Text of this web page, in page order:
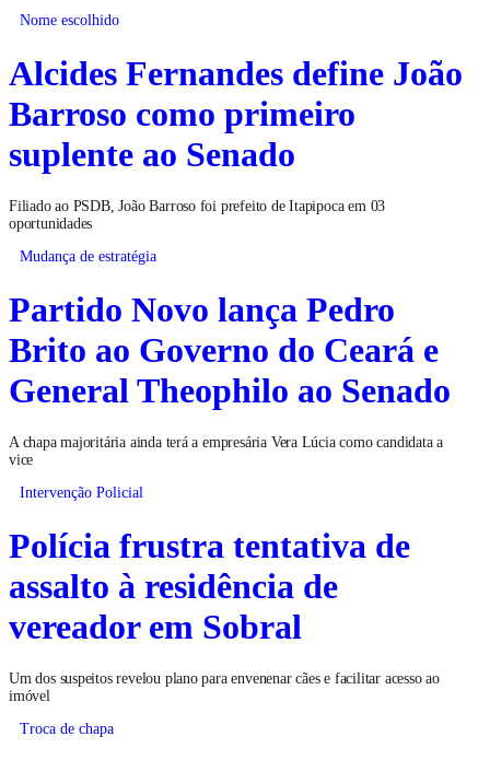
Nome escolhido
Alcides Fernandes define João
Barroso como primeiro
suplente ao Senado
Filiado ao PSDB, João Barroso foi prefeito de Itapipoca em 03
oportunidades
Mudança de estratégia
Partido Novo lança Pedro
Brito ao Governo do Ceará e
General Theophilo ao Senado
A chapa majoritária ainda terá a empresária Vera Lúcia como candidata a
vice
Intervenção Policial
Polícia frustra tentativa de
assalto à residência de
vereador em Sobral
Um dos suspeitos revelou plano para envenenar cães e facilitar acesso ao
imóvel
Troca de chapa